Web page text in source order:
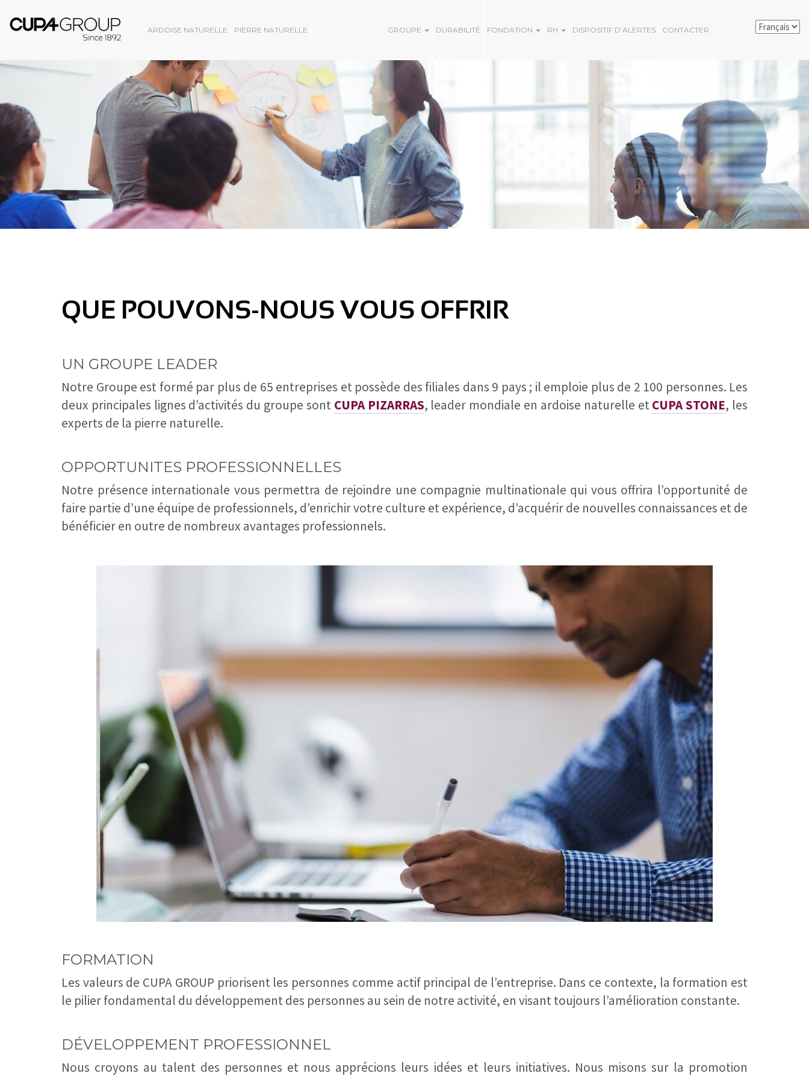
ARDOISE NATURELLE PIERRE NATURELLE GROUPE DURABILITÉ FONDATION RH DISPOSITIF D’ALERTES CONTACTER
QUE POUVONS-NOUS VOUS OFFRIR
UN GROUPE LEADER
Notre Groupe est formé par plus de 65 entreprises et possède des filiales dans 9 pays ; il emploie plus de 2 100 personnes. Les
deux principales lignes d’activités du groupe sont CUPA PIZARRAS, leader mondiale en ardoise naturelle etCUPA STONE, les
experts de la pierre naturelle.
OPPORTUNITES PROFESSIONNELLES
Notre présence internationale vous permettra de rejoindre une compagnie multinationale qui vous offrira l’opportunité de
faire partie d’une équipe de professionnels, d’enrichir votre culture et expérience, d’acquérir de nouvelles connaissances et de
bénéficier en outre de nombreux avantages professionnels.
FORMATION
Les valeurs de CUPA GROUP priorisent les personnes comme actif principal de l’entreprise. Dans ce contexte, la formation est
le pilier fondamental du développement des personnes au sein de notre activité, en visant toujours l’amélioration constante.
DÉVELOPPEMENT PROFESSIONNEL
Nous croyons au talent des personnes et nous apprécions leurs idées et leurs initiatives. Nous misons sur la promotion